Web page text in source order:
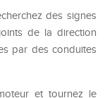
des signes
de la direction
par des conduites
et tournez le